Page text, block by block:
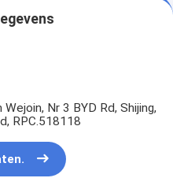
Nr 3 BYD Rd, Shijing,
RPC.518118